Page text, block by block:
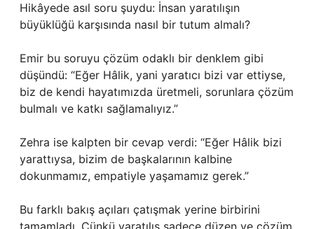
Hikâyede asıl soru şuydu: İnsan yaratılışın
büyüklüğü karşısında nasıl bir tutum almalı?
Emir bu soruyu çözüm odaklı bir denklem gibi
düşündü: “Eğer Hâlik, yani yaratıcı bizi var ettiyse,
biz de kendi hayatımızda üretmeli, sorunlara çözüm
bulmalı ve katkı sağlamalıyız.”
Zehra ise kalpten bir cevap verdi: “Eğer Hâlik bizi
yarattıysa, bizim de başkalarının kalbine
dokunmamız, empatiyle yaşamamız gerek.”
Bu farklı bakış açıları çatışmak yerine birbirini
tamamladı. Çünkü yaratılış sadece düzen ve çözüm